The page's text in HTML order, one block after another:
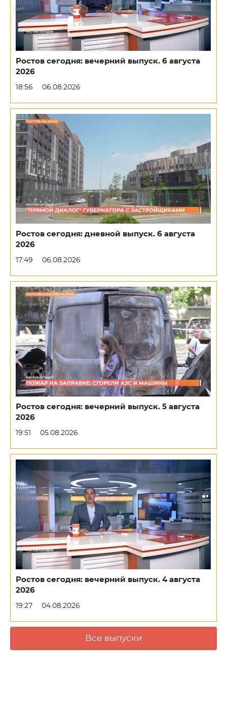
Ростов сегодня: вечерний выпуск. 6 августа
2026
18:56 06.08.2026
Ростов сегодня: дневной выпуск. 6 августа
2026
17:49 06.08.2026
Ростов сегодня: вечерний выпуск. 5 августа
2026
19:51 05.08.2026
Ростов сегодня: вечерний выпуск. 4 августа
2026
19:27 04.08.2026
Все выпуски